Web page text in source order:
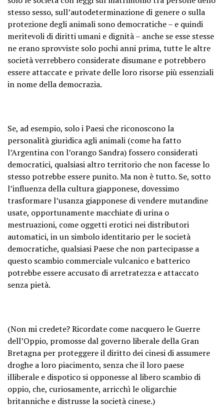
stesso sesso, sull’autodeterminazione di genere o sulla
protezione degli animali sono democratiche – e quindi
meritevoli di diritti umani e dignità – anche se esse stesse
ne erano sprovviste solo pochi anni prima, tutte le altre
società verrebbero considerate disumane e potrebbero
essere attaccate e private delle loro risorse più essenziali
in nome della democrazia.
Se, ad esempio, solo i Paesi che riconoscono la
personalità giuridica agli animali (come ha fatto
l’Argentina con l’orango Sandra) fossero considerati
democratici, qualsiasi altro territorio che non facesse lo
stesso potrebbe essere punito. Ma non è tutto. Se, sotto
l’influenza della cultura giapponese, dovessimo
trasformare l’usanza giapponese di vendere mutandine
usate, opportunamente macchiate di urina o
mestruazioni, come oggetti erotici nei distributori
automatici, in un simbolo identitario per le società
democratiche, qualsiasi Paese che non partecipasse a
questo scambio commerciale vulcanico e batterico
potrebbe essere accusato di arretratezza e attaccato
senza pietà.
(Non mi credete? Ricordate come nacquerole Guerre
dell’Oppio, promosse dal governo liberale della Gran
Bretagna per proteggereil diritto dei cinesi di assumere
droghe a loro piacimento, senza che il loro paese
illiberale e dispotico si opponesse al libero scambio di
oppio, che, curiosamente, arricchì le oligarchie
britanniche e distrusse la società cinese.)